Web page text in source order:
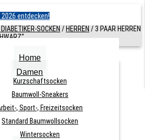
entdecken!
Home
Damen
Kurzschaftsocken
Baumwoll-Sneakers
, Sport-, Freizeitsocken
Standard Baumwollsocken
Wintersocken
SOCKEN / HERREN /3 PAAR HERREN
GESUNDHEITS-